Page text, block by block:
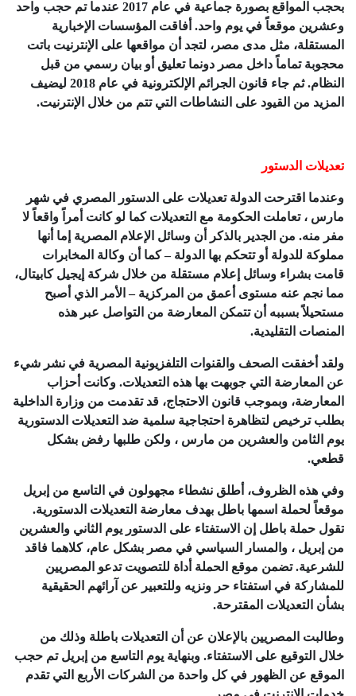
بحجب المواقع بصورة جماعية في عام 2017 عندما تم حجب واحد
وعشرين موقعاً في يوم واحد. أفاقت المؤسسات الإخبارية
المستقلة، مثل مدى مصر، لتجد أن مواقعها على الإنترنيت باتت
محجوبة تماماً داخل مصر دونما تعليق أو بيان رسمي من قبل
النظام. ثم جاء قانون الجرائم الإلكترونية في عام 2018 ليضيف
المزيد من القيود على النشاطات التي تتم من خلال الإنترنيت.
تعديلات الدستور
وعندما اقترحت الدولة تعديلات على الدستور المصري في شهر
مارس ، تعاملت الحكومة مع التعديلات كما لو كانت أمراً واقعاً لا
مفر منه. من الجدير بالذكر أن وسائل الإعلام المصرية إما أنها
مملوكة للدولة أو تتحكم بها الدولة – كما أن وكالة المخابرات
قامت بشراء وسائل إعلام مستقلة من خلال شركة إيجيل كابيتال،
مما نجم عنه مستوى أعمق من المركزية – الأمر الذي أصبح
مستحيلاً بسببه أن تتمكن المعارضة من التواصل عبر هذه
المنصات التقليدية.
ولقد أخفقت الصحف والقنوات التلفزيونية المصرية في نشر شيء
عن المعارضة التي جوبهت بها هذه التعديلات. وكانت أحزاب
المعارضة، وبموجب قانون الاحتجاج، قد تقدمت من وزارة الداخلية
بطلب ترخيص لتظاهرة احتجاجية سلمية ضد التعديلات الدستورية
يوم الثامن والعشرين من مارس ، ولكن طلبها رفض بشكل
قطعي.
وفي هذه الظروف، أطلق نشطاء مجهولون في التاسع من إبريل
موقعاً لحملة اسمها باطل بهدف معارضة التعديلات الدستورية.
تقول حملة باطل إن الاستفتاء على الدستور يوم الثاني والعشرين
من إبريل ، والمسار السياسي في مصر بشكل عام، كلاهما فاقد
للشرعية. تضمن موقع الحملة أداة للتصويت تدعو المصريين
للمشاركة في استفتاء حر ونزيه وللتعبير عن آرائهم الحقيقية
بشأن التعديلات المقترحة.
وطالبت المصريين بالإعلان عن أن التعديلات باطلة وذلك من
خلال التوقيع على الاستفتاء. وبنهاية يوم التاسع من إبريل تم حجب
الموقع عن الظهور في كل واحدة من الشركات الأربع التي تقدم